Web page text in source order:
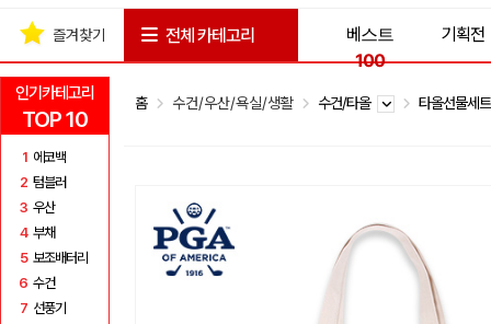
인기카테고리
TOP 10
1 에코백
2 텀블러
3 우산
4 부채
5 보조배터리
6 수건
7 선풍기
즐겨찾기 전체 카테고리
베스트
100
기획전
홈 수건/우산/욕실/생활 수건/타올 타올선물세